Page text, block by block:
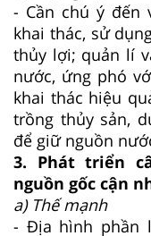
- Cần chú ý đến
khai thác, sử
thủy lợi; quản lí
nước, ứng phó
khai thác hiệu
trồng thủy sản,
để giữ nguồn
3. Phát triển
nguồn gốc cận
a) Thế mạnh
- Địa hình phần